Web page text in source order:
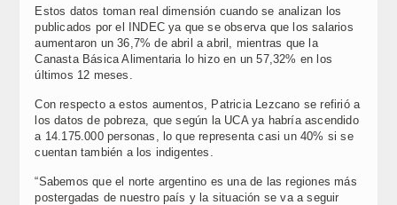
Estos datos toman real dimensión cuando se analizan los
publicados por el INDEC ya que se observa que los salarios
aumentaron un 36,7% de abril a abril, mientras que la
Canasta Básica Alimentaria lo hizo en un 57,32% en los
últimos 12 meses.
Con respecto a estos aumentos, Patricia Lezcano se refirió a
los datos de pobreza, que según la UCA ya habría ascendido
a 14.175.000 personas, lo que representa casi un 40% si se
cuentan también a los indigentes.
“Sabemos que el norte argentino es una de las regiones más
postergadas de nuestro país y la situación se va a seguir